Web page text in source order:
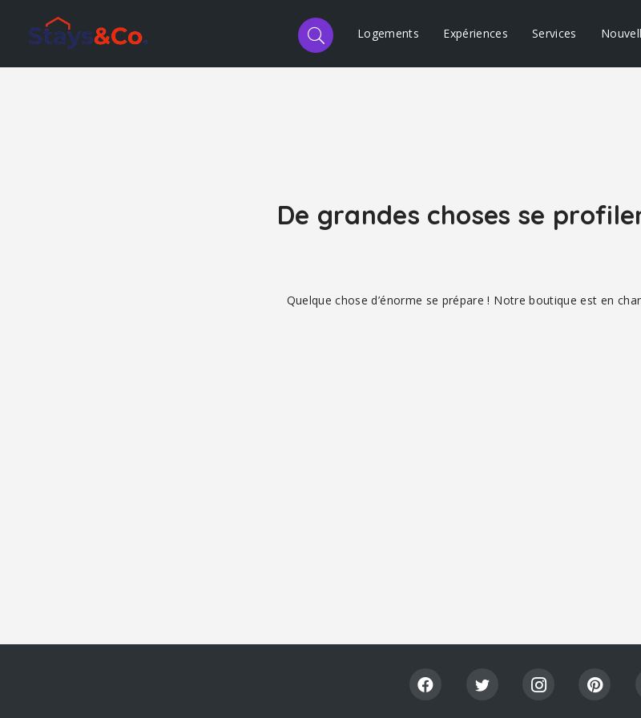
Logements Expériences Services
De grandes choses se
Quelque chose d’énorme se prépare ! Notre boutique est en